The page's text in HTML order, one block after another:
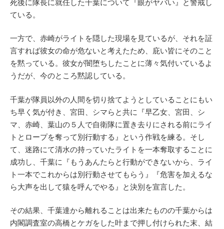
死後に隊長に就任した千葉について『眼がヤバい』と警戒し
ている。
一方で、赤崎がライトを隠した現場を見ているが、それを証
言すれば彼女の命が危ないと考えたため、庇い皆にそのこと
を黙っている。彼女が闇堕ちしたことに薄々気付いているよ
うだが、今のところ黙認している。
千葉が隊員以外の人間を切り捨てようとしていることにもい
ち早く気が付き、宮田、シマらと共に『早乙女、宮田、シ
マ、赤崎、葉山の５人で自衛隊に置き去りにされる前にライ
トとロープを奪って別行動する』という作戦を練る。そし
て、迷路にて清水の持っていたライトを一本奪取することに
成功し、千葉に『もうあんたらと行動ができないから、ライ
ト一本でこれからは別行動させてもらう』『危害を加えるな
ら大声を出して猿を呼んでやる』と決別を宣言した。
その結果、千葉達から離れることは出来たものの千葉からは
内閣調査室の高橋とケガをした叶まで押し付けられた末、結